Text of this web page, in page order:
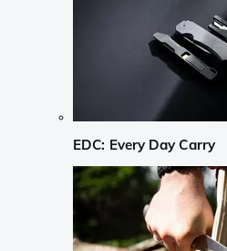
EDC: Every Day Carry